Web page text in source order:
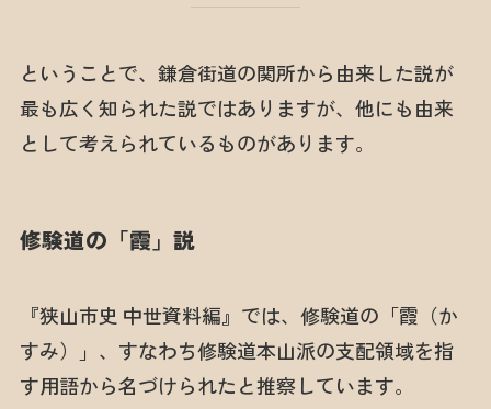
ということで、鎌倉街道の関所から由来した説が
最も広く知られた説ではありますが、他にも由来
として考えられているものがあります。
修験道の「霞」説
『狭山市史 中世資料編』では、修験道の「霞（か
すみ）」、すなわち修験道本山派の支配領域を指
す用語から名づけられたと推察しています。